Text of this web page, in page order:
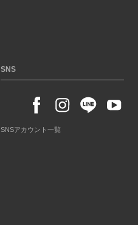
SNS
SNSアカウント一覧